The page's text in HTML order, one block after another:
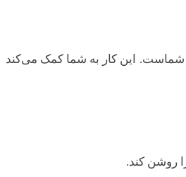
شماست. این کار به شما کمک می‌کند
روشن کند.